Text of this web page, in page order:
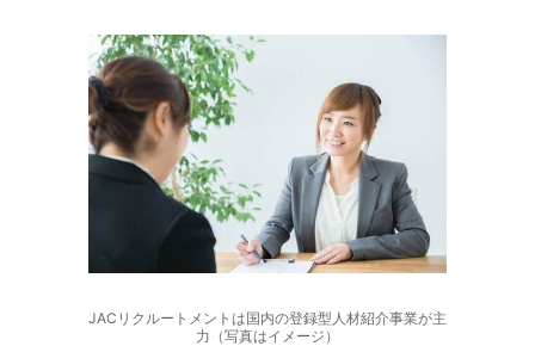
JACリクルートメントは国内の登録型人材紹介事業が主
力（写真はイメージ）